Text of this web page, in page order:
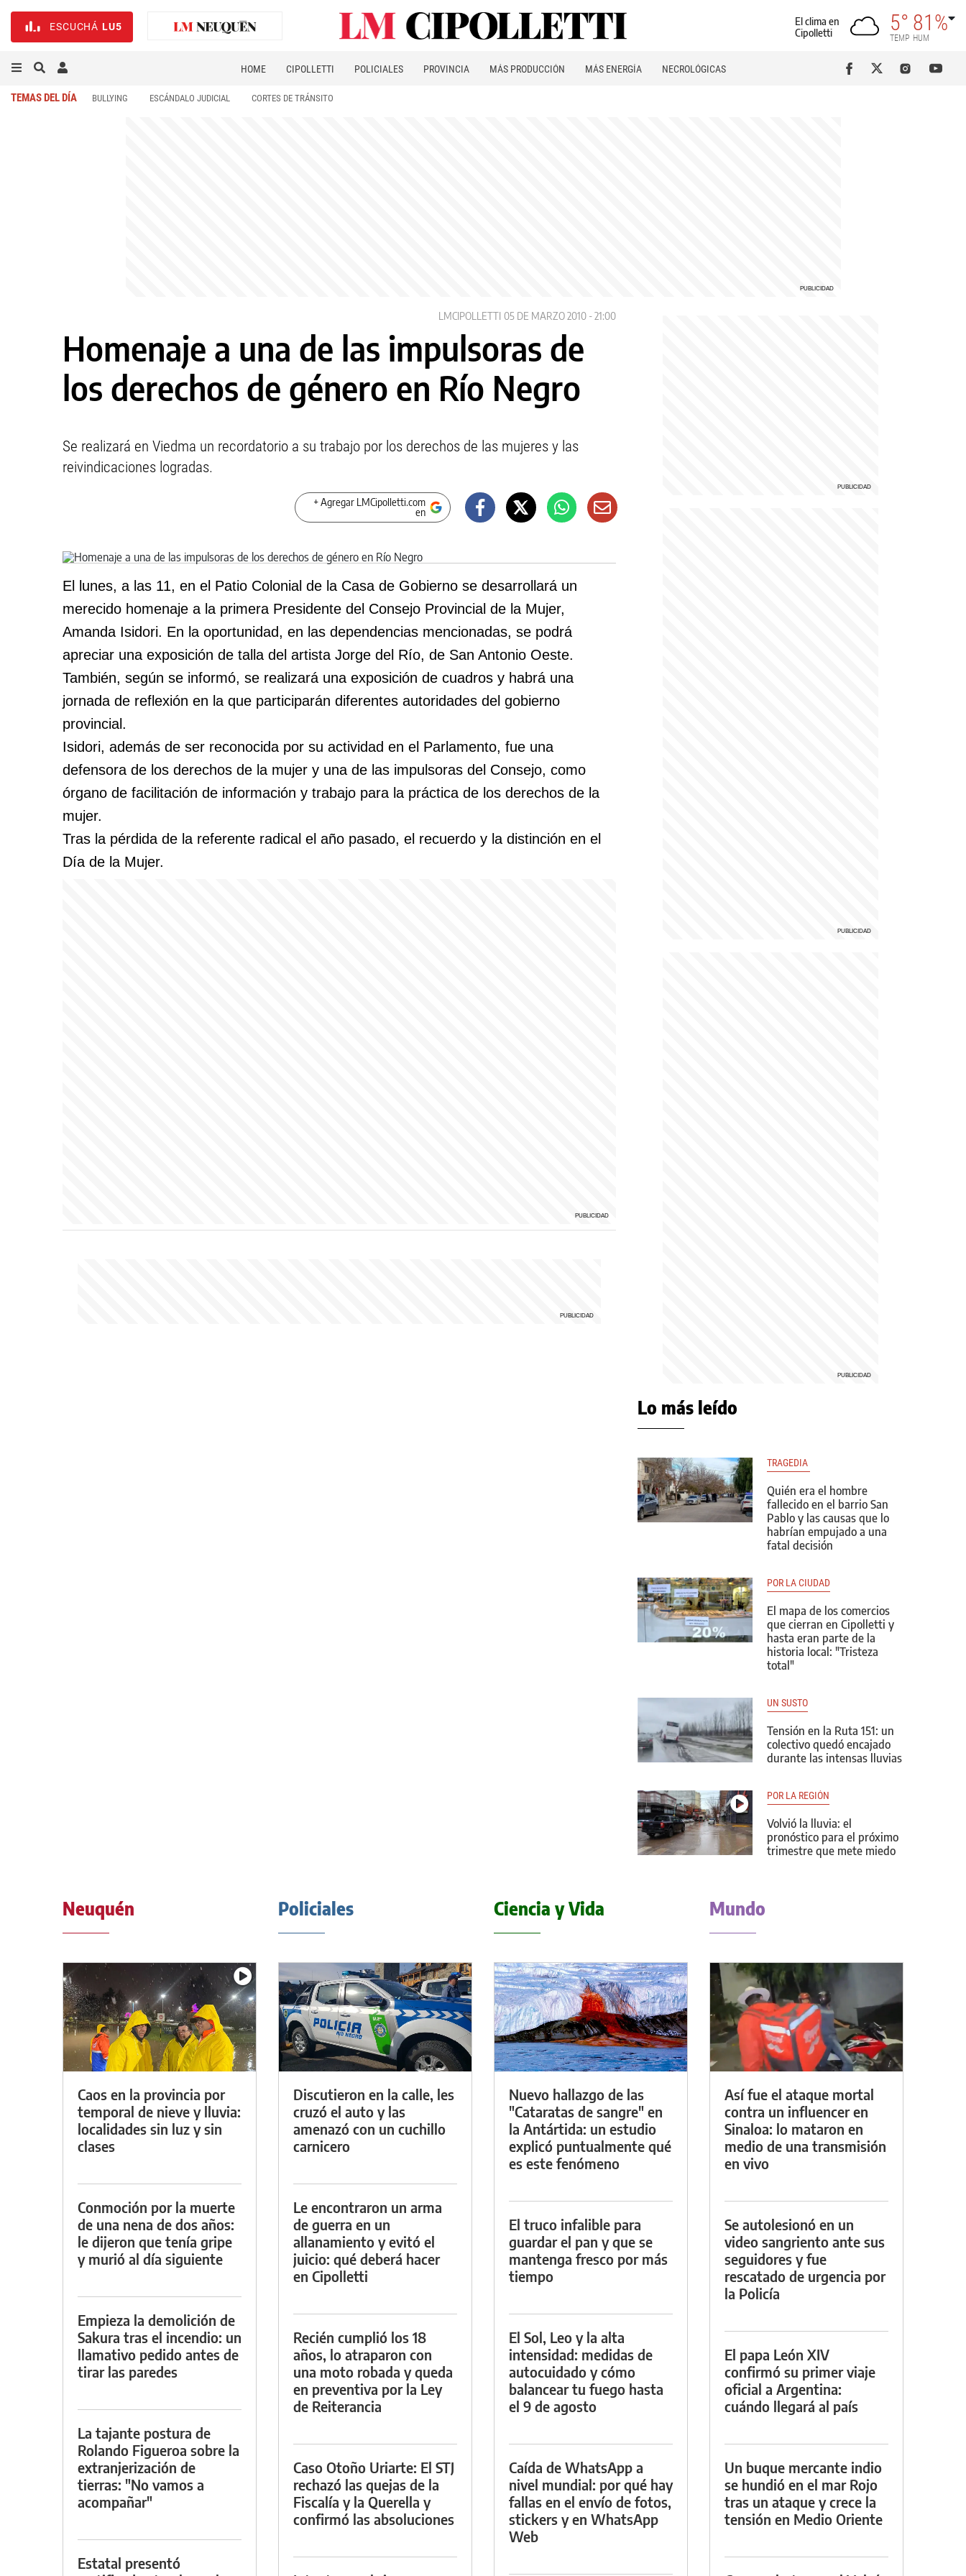
ESCUCHÁ LU5
El clima en
Cipolletti
5°
TEMP
81%
HUM
HOME CIPOLLETTI POLICIALES PROVINCIA MÁS PRODUCCIÓN MÁS ENERGÍA NECROLÓGICAS
TEMAS DEL DÍA BULLYING ESCÁNDALO JUDICIAL CORTES DE TRÁNSITO
LMCIPOLLETTI 05 DE MARZO 2010 - 21:00
Homenaje a una de las impulsoras de
los derechos de género en Río Negro
Se realizará en Viedma un recordatorio a su trabajo por los derechos de las mujeres y las
reivindicaciones logradas.
+ Agregar LMCipolletti.com
en
El lunes, a las 11, en el Patio Colonial de la Casa de Gobierno se desarrollará un
merecido homenaje a la primera Presidente del Consejo Provincial de la Mujer,
Amanda Isidori. En la oportunidad, en las dependencias mencionadas, se podrá
apreciar una exposición de talla del artista Jorge del Río, de San Antonio Oeste.
También, según se informó, se realizará una exposición de cuadros y habrá una
jornada de reflexión en la que participarán diferentes autoridades del gobierno
provincial.
Isidori, además de ser reconocida por su actividad en el Parlamento, fue una
defensora de los derechos de la mujer y una de las impulsoras del Consejo, como
órgano de facilitación de información y trabajo para la práctica de los derechos de la
mujer.
Tras la pérdida de la referente radical el año pasado, el recuerdo y la distinción en el
Día de la Mujer.
Lo más leído
TRAGEDIA
Quién era el hombre
fallecido en el barrio San
Pablo y las causas que lo
habrían empujado a una
fatal decisión
POR LA CIUDAD
El mapa de los comercios
que cierran en Cipolletti y
hasta eran parte de la
historia local: "Tristeza
total"
UN SUSTO
Tensión en la Ruta 151: un
colectivo quedó encajado
durante las intensas lluvias
POR LA REGIÓN
Volvió la lluvia: el
pronóstico para el próximo
trimestre que mete miedo
Neuquén
Caos en la provincia por
temporal de nieve y lluvia:
localidades sin luz y sin
clases
Conmoción por la muerte
de una nena de dos años:
le dijeron que tenía gripe
y murió al día siguiente
Empieza la demolición de
Sakura tras el incendio: un
llamativo pedido antes de
tirar las paredes
La tajante postura de
Rolando Figueroa sobre la
extranjerización de
tierras: "No vamos a
acompañar"
Estatal presentó
Policiales
Discutieron en la calle, les
cruzó el auto y las
amenazó con un cuchillo
carnicero
Le encontraron un arma
de guerra en un
allanamiento y evitó el
juicio: qué deberá hacer
en Cipolletti
Recién cumplió los 18
años, lo atraparon con
una moto robada y queda
en preventiva por la Ley
de Reiterancia
Caso Otoño Uriarte: El STJ
rechazó las quejas de la
Fiscalía y la Querella y
confirmó las absoluciones
Ciencia y Vida
Nuevo hallazgo de las
"Cataratas de sangre" en
la Antártida: un estudio
explicó puntualmente qué
es este fenómeno
El truco infalible para
guardar el pan y que se
mantenga fresco por más
tiempo
El Sol, Leo y la alta
intensidad: medidas de
autocuidado y cómo
balancear tu fuego hasta
el 9 de agosto
Caída de WhatsApp a
nivel mundial: por qué hay
fallas en el envío de fotos,
stickers y en WhatsApp
Web
Mundo
Así fue el ataque mortal
contra un influencer en
Sinaloa: lo mataron en
medio de una transmisión
en vivo
Se autolesionó en un
video sangriento ante sus
seguidores y fue
rescatado de urgencia por
la Policía
El papa León XIV
confirmó su primer viaje
oficial a Argentina:
cuándo llegará al país
Un buque mercante indio
se hundió en el mar Rojo
tras un ataque y crece la
tensión en Medio Oriente